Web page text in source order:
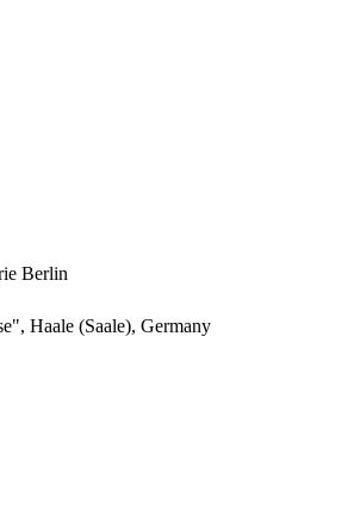
Berlin
Haale (Saale), Germany